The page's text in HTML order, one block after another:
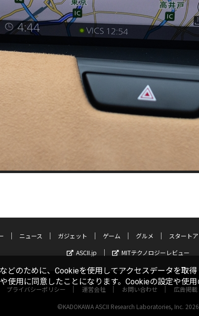
ニュース ガジェット ゲーム グルメ スタート
ASCII.jp
MITテクノロジーレビュー
プライバシーポリシー 運営会社 お問い合わせ 広告掲載
©KADOKAWA ASCII Research Laboratories, Inc. 2026
どのために、Cookieを使用してアクセスデータを取
使用に同意したことになります。Cookieの設定や使